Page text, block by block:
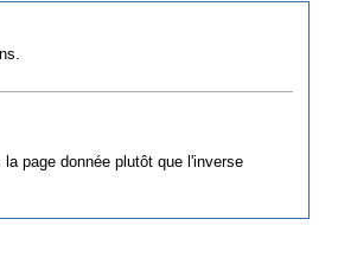
page donnée plutôt que l'inverse